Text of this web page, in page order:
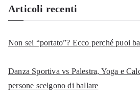
Articoli recenti
Non sei “portato”? Ecco perché puoi
Danza Sportiva vs Palestra, Yoga e
persone scelgono di ballare